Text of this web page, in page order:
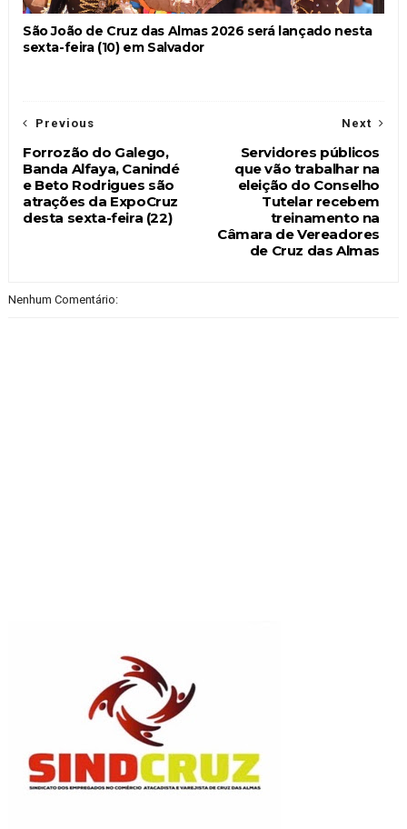
São João de Cruz das Almas 2026 será lançado nesta
sexta-feira (10) em Salvador
Next
Servidores públicos
que vão trabalhar na
eleição do Conselho
Tutelar recebem
treinamento na
Câmara de Vereadores
de Cruz das Almas
Previous
Forrozão do Galego,
Banda Alfaya, Canindé
e Beto Rodrigues são
atrações da ExpoCruz
desta sexta-feira (22)
Nenhum Comentário: